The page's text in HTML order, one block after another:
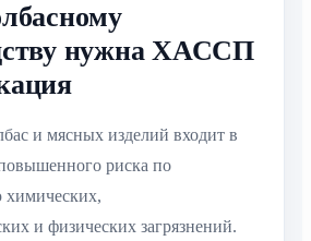
нужна ХАССП
и мясных изделий входит в
риска по
химических,
и физических загрязнений.